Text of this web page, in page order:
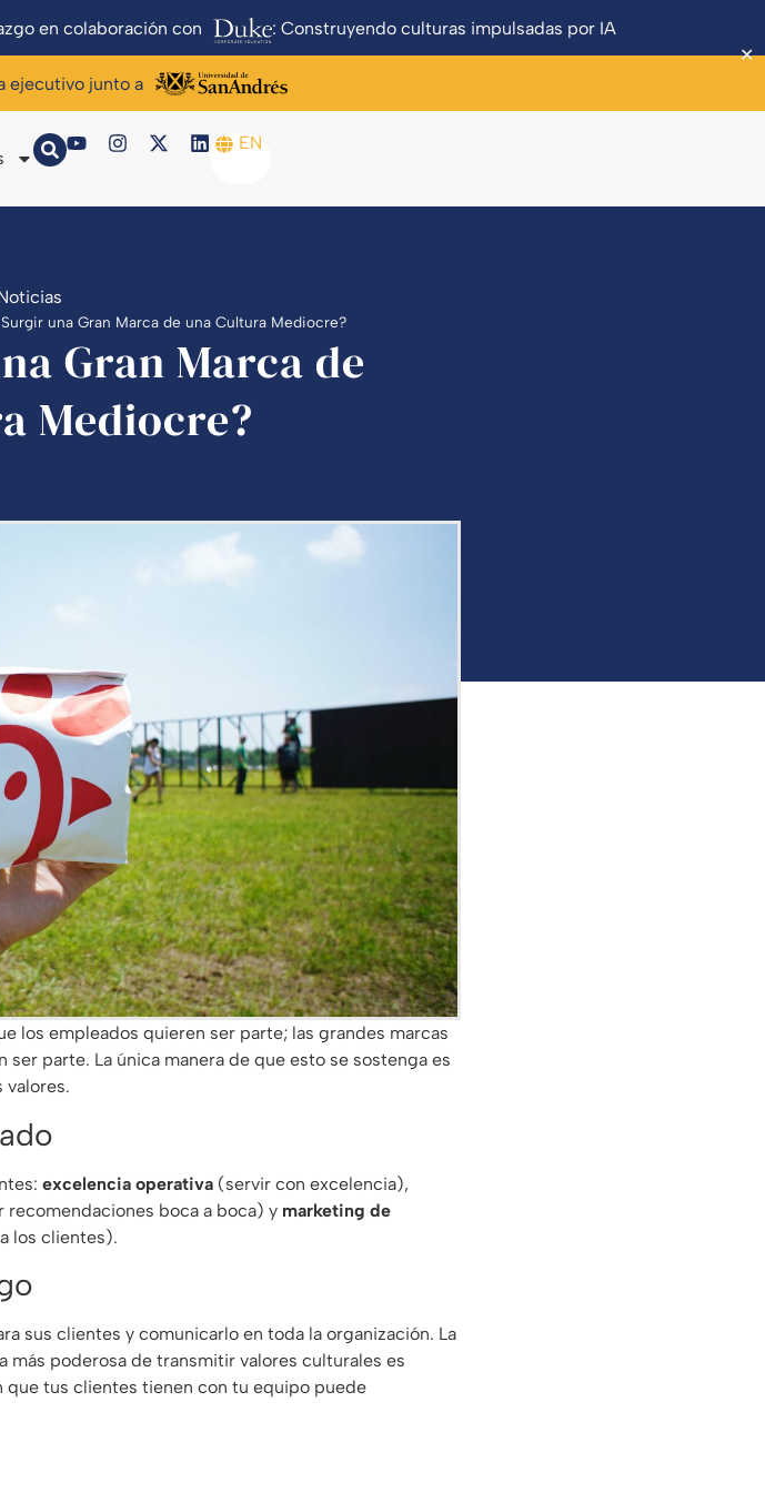
en colaboración con : Construyendo culturas impulsadas por IA
ejecutivo junto a
✕
EN
una Gran Marca de una Cultura Mediocre?
Gran Marca de
Mediocre?
los empleados quieren ser parte; las grandes marcas
parte. La única manera de que esto se sostenga es
valores.
excelencia operativa (servir con excelencia),
recomendaciones boca a boca) y marketing de
los clientes).
sus clientes y comunicarlo en toda la organización. La
más poderosa de transmitir valores culturales es
que tus clientes tienen con tu equipo puede